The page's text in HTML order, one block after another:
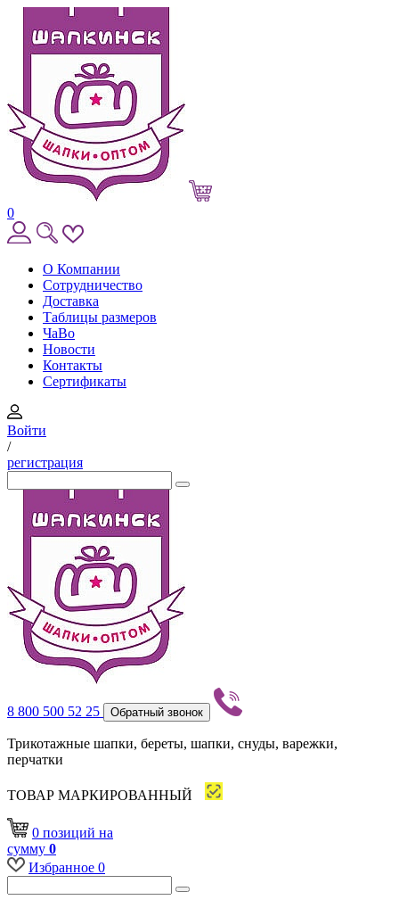
0
О Компании
Сотрудничество
Доставка
Таблицы размеров
ЧаВо
Новости
Контакты
Сертификаты
Войти
/
регистрация
8 800 500 52 25 Обратный звонок
Трикотажные шапки, береты, шапки, снуды, варежки,
перчатки
ТОВАР МАРКИРОВАННЫЙ
0 позиций на
сумму 0
Избранное 0